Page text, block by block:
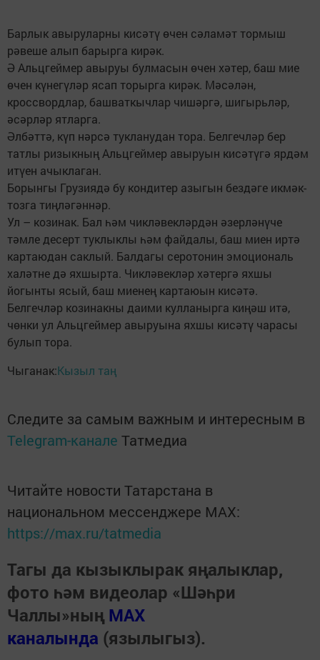
Барлык авыруларны кисәтү өчен сәламәт тормыш
рәвеше алып барырга кирәк.
Ә Альцгеймер авыруы булмасын өчен хәтер, баш мие
өчен күнегүләр ясап торырга кирәк. Мәсәлән,
кроссвордлар, башваткычлар чишәргә, шигырьләр,
әсәрләр ятларга.
Әлбәттә, күп нәрсә тукланудан тора. Белгечләр бер
татлы ризыкның Альцгеймер авыруын кисәтүгә ярдәм
итүен ачыклаган.
Борынгы Грузиядә бу кондитер азыгын бездәге икмәк-
тозга тиңләгәннәр.
Ул – козинак. Бал һәм чикләвекләрдән әзерләнүче
тәмле десерт туклыклы һәм файдалы, баш миен иртә
картаюдан саклый. Балдагы серотонин эмоциональ
халәтне дә яхшырта. Чикләвекләр хәтергә яхшы
йогынты ясый, баш миенең картаюын кисәтә.
Белгечләр козинакны даими кулланырга киңәш итә,
чөнки ул Альцгеймер авыруына яхшы кисәтү чарасы
булып тора.
Чыганак:Кызыл таң
Следите за самым важным и интересным в
Telegram-канале Татмедиа
Читайте новости Татарстана в
национальном мессенджере MАХ:
https://max.ru/tatmedia
Тагы да кызыклырак яңалыклар,
фото һәм видеолар «Шәһри
Чаллы»ның MAX
каналында (язылыгыз).